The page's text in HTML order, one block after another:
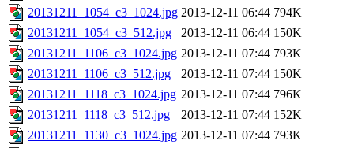
20131211_1054_c3_1024.jpg 2013-12-11 06:44 794K
20131211_1054_c3_512.jpg
2013-12-11 06:44 150K
20131211_1106_c3_1024.jpg 2013-12-11 07:44 793K
20131211_1106_c3_512.jpg
2013-12-11 07:44 150K
20131211_1118_c3_1024.jpg 2013-12-11 07:44 796K
20131211_1118_c3_512.jpg
2013-12-11 07:44 152K
20131211_1130_c3_1024.jpg 2013-12-11 07:44 793K